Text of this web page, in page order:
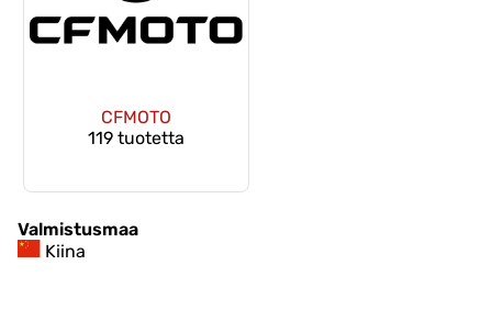
CFMOTO
119 tuotetta
Valmistusmaa
Kiina